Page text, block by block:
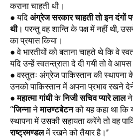
कराना चाहती थी।
● यदि अंग्रेज सरकार चाहती तो इन दंगों
थी। परन्तु वह शान्ति के पक्ष में नहीं थी,
का प्रयास किया।
● वे भारतीयों को बताना चाहते थे कि वे
यदि उन्हें स्वतन्त्राता दे दी गयी तो वे
● वस्तुतः अंग्रेज पाकिस्तान की स्थापना
उनको पाकिस्तान में अपना प्रभाव रखने
● महात्मा गांधी के निजी सचिव प्यारे लाल
‘‘जिन्ना ने माउण्टबेटन को यह कहा था कि
स्थापना में उसकी सहायता करेंगे तो वह
राष्ट्रमण्डल में रखने को तैयार है।’’